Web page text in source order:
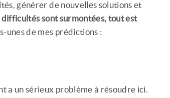
générer de nouvelles solutions et
difficultés sont surmontées, tout est
unes de mes prédictions :
a un sérieux problème à résoudre ici.